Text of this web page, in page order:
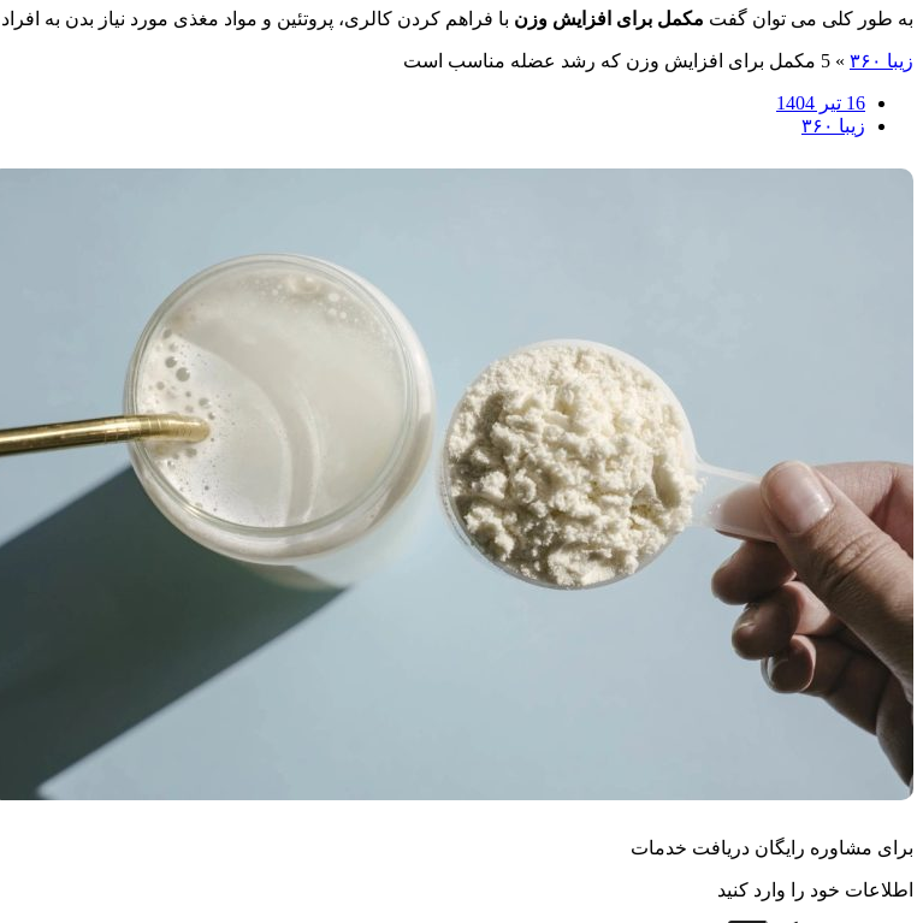
به طور کلی می توان گفت مکمل برای افزایش وزن با فراهم کردن کالری، پروتئین و مواد مغذی مورد نیاز بدن به
زیبا ۳۶۰ » 5 مکمل برای افزایش وزن که رشد عضله مناسب است
16 تیر 1404
زیبا ۳۶۰
برای مشاوره رایگان دریافت خدمات
اطلاعات خود را وارد کنید